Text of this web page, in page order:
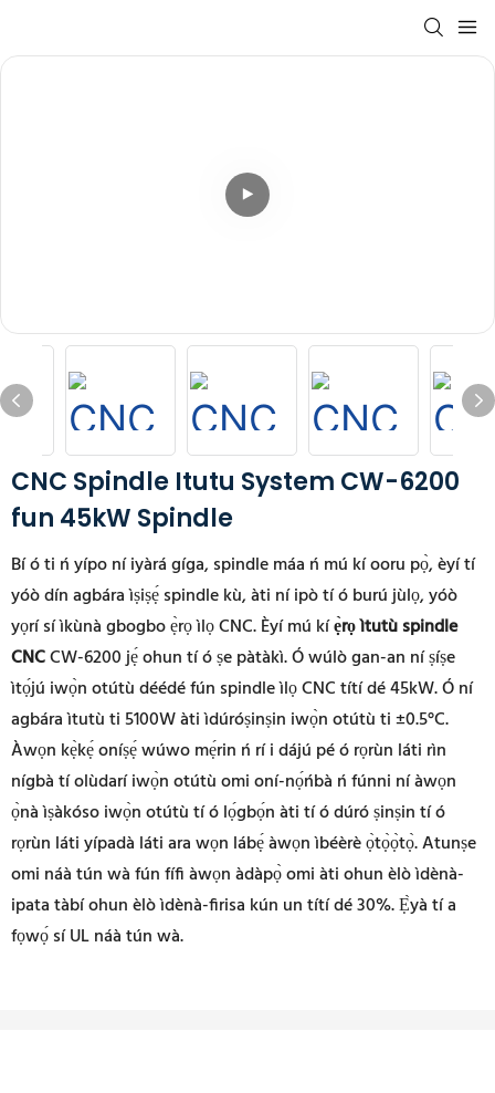
CNC Spindle Itutu System CW-6200
fun 45kW Spindle
Bí ó ti ń yípo ní iyàrá gíga, spindle máa ń mú kí ooru pọ̀, èyí tí
yóò dín agbára ìṣiṣẹ́ spindle kù, àti ní ipò tí ó burú jùlọ, yóò
yọrí sí ìkùnà gbogbo ẹ̀rọ ìlọ CNC. Èyí mú kíẹ̀rọ ìtutù spindle
CNCCW-6200 jẹ́ ohun tí ó ṣe pàtàkì. Ó wúlò gan-an ní ṣíṣe
ìtọ́jú iwọ̀n otútù déédé fún spindle ìlọ CNC títí dé 45kW. Ó ní
agbára ìtutù ti 5100W àti ìdúróṣinṣin iwọ̀n otútù ti ±0.5°C.
Àwọn kẹ̀kẹ́ oníṣẹ́ wúwo mẹ́rin ń rí i dájú pé ó rọrùn láti rìn
nígbà tí olùdarí iwọ̀n otútù omi oní-nọ́ńbà ń fúnni ní àwọn
ọ̀nà ìṣàkóso iwọ̀n otútù tí ó lọ́gbọ́n àti tí ó dúró ṣinṣin tí ó
rọrùn láti yípadà láti ara wọn lábẹ́ àwọn ìbéèrè ọ̀tọ̀ọ̀tọ̀. Atunṣe
omi náà tún wà fún fífi àwọn àdàpọ̀ omi àti ohun èlò ìdènà-
ipata tàbí ohun èlò ìdènà-firisa kún un títí dé 30%. Ẹ̀yà tí a
fọwọ́ sí UL náà tún wà.